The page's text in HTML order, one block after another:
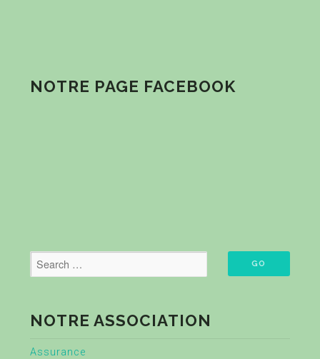
NOTRE PAGE FACEBOOK
NOTRE ASSOCIATION
Assurance